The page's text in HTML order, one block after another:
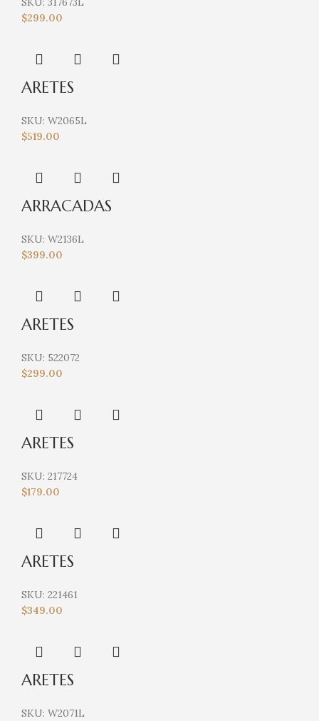
$299.00
ARETES
SKU: W2065L
$519.00
ARRACADAS
SKU: W2136L
$399.00
ARETES
SKU: 522072
$299.00
ARETES
SKU: 217724
$179.00
ARETES
SKU: 221461
$349.00
ARETES
SKU: W2071L